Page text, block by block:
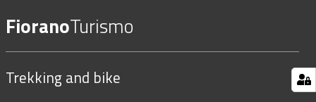
FioranoTurismo
Trekking and bike